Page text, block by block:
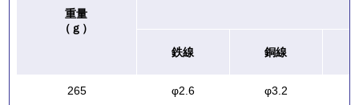
重量
（ｇ）
鉄線
銅線
265 φ2.6 φ3.2